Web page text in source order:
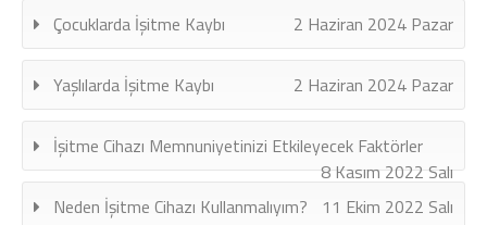
Çocuklarda İşitme Kaybı 2 Haziran 2024 Pazar
Yaşlılarda İşitme Kaybı 2 Haziran 2024 Pazar
İşitme Cihazı Memnuniyetinizi Etkileyecek Faktörler
8 Kasım 2022 Salı
Neden İşitme Cihazı Kullanmalıyım?
11 Ekim 2022 Salı